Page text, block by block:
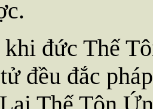
đức Thế
đều đắc